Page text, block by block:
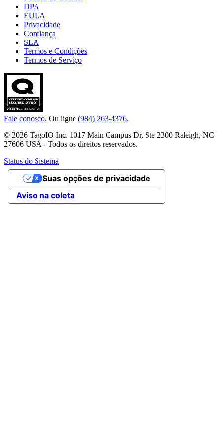
DPA
EULA
Privacidade
Confiança
SLA
Termos e Condições
Termos de Serviço
Fale conosco. Ou ligue (984) 263-4376.
© 2026 TagoIO Inc. 1017 Main Campus Dr, Ste 2300 Raleigh, NC
27606 USA - Todos os direitos reservados.
Status do Sistema
Aviso na coleta
Suas opções de privacidade